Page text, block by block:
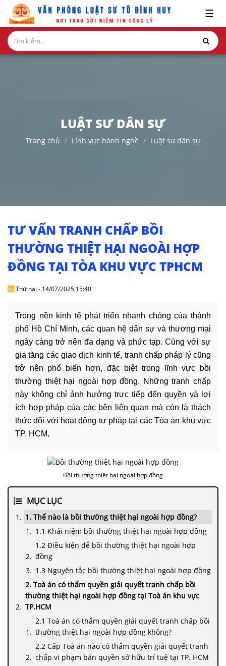
GIỚI
THIỆU
NHÂN
BẬT
+
VĂN
HÓA
-
HOẠT
LĨNH
VỰC
HÀNH
NGHỀ
LUẬT
SƯ
DOANH
NGHIỆP
SƯ
RIÊNG
CHO
DOANH
NGHIỆP
DỊCH
MUA
BÁN,
NHẬP
DỊCH
ĐĂNG
☰
LUẬT SƯ DÂN SỰ
Trang chủ Lĩnh vực hành nghề Luật sư dân sự
TƯ VẤN TRANH CHẤP BỒI
THƯỜNG THIỆT HẠI NGOÀI HỢP
ĐỒNG TẠI TÒA KHU VỰC TPHCM
Thứ hai - 14/07/2025 15:40
Trong nền kinh tế phát triển nhanh chóng của thành
phố Hồ Chí Minh, các quan hệ dân sự và thương mại
ngày càng trở nên đa dạng và phức tạp. Cùng với sự
gia tăng các giao dịch kinh tế, tranh chấp pháp lý cũng
trở nên phổ biến hơn, đặc biệt trong lĩnh vực bồi
thường thiệt hại ngoài hợp đồng. Những tranh chấp
này không chỉ ảnh hưởng trực tiếp đến quyền và lợi
ích hợp pháp của các bên liên quan mà còn là thách
thức đối với hoạt động tư pháp tại các Tòa án khu vực
TP. HCM.
Bồi thường thiệt hại ngoài hợp đồng
MỤC LỤC
1. Thế nào là bồi thường thiệt hại ngoài hợp đồng?
1.1 Khái niệm bồi thường thiệt hại ngoài hợp đồng
1.2 Điều kiện để bồi thường thiệt hại ngoài hợp
đồng
1.3 Nguyên tắc bồi thường thiệt hại ngoài hợp đồng
2. Toà án có thẩm quyền giải quyết tranh chấp bồi
thường thiệt hại ngoài hợp đồng tại Toà án khu vực
TP.HCM
2.1 Toà án có thẩm quyền giải quyết tranh chấp bồi
thường thiệt hại ngoài hợp đồng không?
2.2 Cấp Toà án nào có thẩm quyền giải quyết tranh
chấp vi phạm bản quyền sở hữu trí tuệ tại TP. HCM